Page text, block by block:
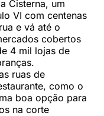
Cisterna, um
VI com centenas
e vá até o
cobertos
4 mil lojas de
ruas de
como o
boa opção para
na corte